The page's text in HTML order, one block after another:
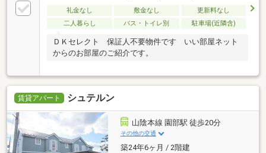
礼金なし 敷金なし
更新料なし
二人暮らし
バス・トイレ別 駐車場(近隣含)
ＤＫセレクト 保証人不要物件です いい部屋ネット
からのお部屋のご紹介です。
賃貸アパート シュテルン
山陰本線 園部駅 徒歩20分
その他の交通
築24年6ヶ月 / 2階建